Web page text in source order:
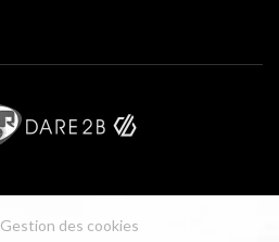
Gestion des cookies